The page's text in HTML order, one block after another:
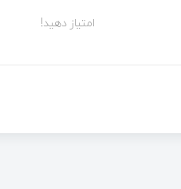
امتیاز دهید!